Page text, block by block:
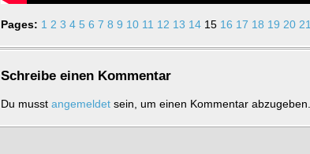
Pages: 1 2 3 4 5 6 7 8 9 10 11 12 13 14 15 16 17 18 19 20 21
Schrei­be einen Kom­men­tar
Du musst an­ge­mel­det sein, um einen Kom­men­tar ab­zu­ge­ben.